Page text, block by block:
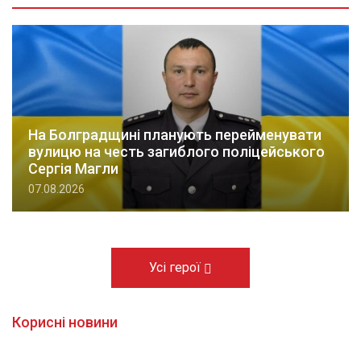
На Болградщині планують перейменувати
вулицю на честь загиблого поліцейського
Сергія Магли
07.08.2026
Усі герої
Корисні новини